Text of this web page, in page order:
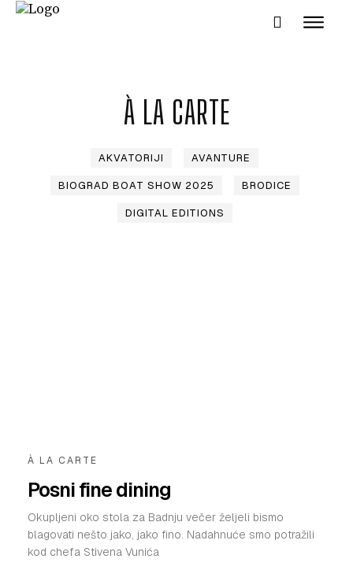
NAUTIKA
À LA CARTE
AKVATORIJI AVANTURE
BIOGRAD BOAT SHOW 2025 BRODICE
DIGITAL EDITIONS
À LA CARTE
Posni fine dining
Okupljeni oko stola za Badnju večer željeli bismo
blagovati nešto jako, jako fino. Nadahnuće smo potražili
kod chefa Stivena Vunića